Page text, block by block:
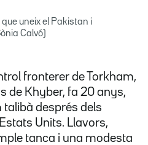
uneix el Pakistan i
Calvó)
fronterer de Torkham,
de Khyber, fa 20 anys,
talibà després dels
Units. Llavors,
tanca i una modesta